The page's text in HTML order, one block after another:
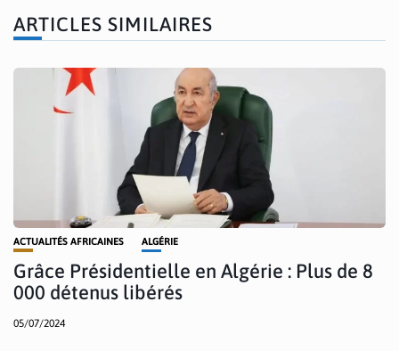
ARTICLES SIMILAIRES
ACTUALITÉS AFRICAINES ALGÉRIE
Grâce Présidentielle en Algérie : Plus de 8
000 détenus libérés
05/07/2024